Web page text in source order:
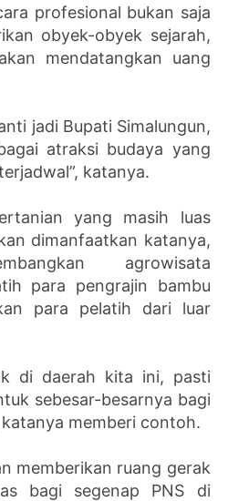
profesional bukan saja
obyek-obyek sejarah,
mendatangkan uang
jadi Bupati Simalungun,
atraksi budaya yang
katanya.
yang masih luas
dimanfaatkan katanya,
agrowisata
para pengrajin bambu
para pelatih dari luar
di daerah kita ini, pasti
sebesar-besarnya bagi
memberi contoh.
memberikan ruang gerak
bagi segenap PNS di